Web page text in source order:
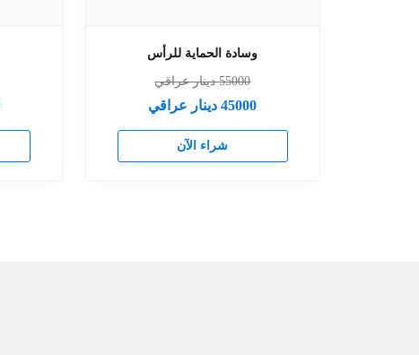
وسادة الحماية للرأس
55000دينار عراقي
45000دينار عراقي
شراء الآن